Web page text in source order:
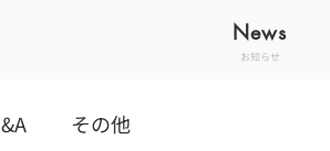
News
お知らせ
その他